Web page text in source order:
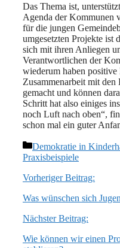
Das Thema ist,
Agenda der Kommunen
für die jungen
umgesetzten Projekte ist
sich mit ihren Anliegen
Verantwortlichen der
wiederum haben
Zusammenarbeit mit
gemacht und können
Schritt hat also einiges
noch Luft nach oben“,
schon mal ein guter
Kategorien
Demokratie in
Praxisbeispiele
Vorheriger Beitrag:
Was wünschen sich
Nächster Beitrag:
Wie können wir einen